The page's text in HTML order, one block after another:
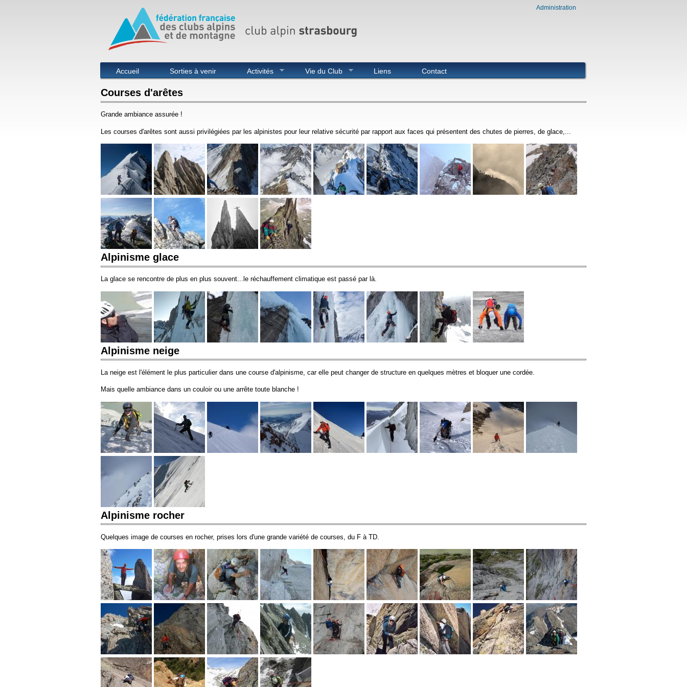
Administration
Menu principal
Accueil Sorties à venir Activités Vie du Club Liens Contact
Courses d'arêtes
Grande ambiance assurée !
Les courses d'arêtes sont aussi privilégiées par les alpinistes pour leur relative sécurité par rapport aux faces qui présentent des chutes de pierres, de glace,...
Alpinisme glace
La glace se rencontre de plus en plus souvent...le réchauffement climatique est passé par là.
Alpinisme neige
La neige est l'élément le plus particulier dans une course d'alpinisme, car elle peut changer de structure en quelques mètres et bloquer une cordée.
Mais quelle ambiance dans un couloir ou une arrête toute blanche !
Alpinisme rocher
Quelques image de courses en rocher, prises lors d'une grande variété de courses, du F à TD.